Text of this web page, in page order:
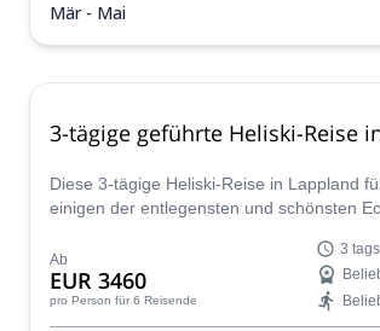
Mär - Mai
3-tägige geführte Heliski-Reise
Diese 3-tägige Heliski-Reise in Lappland
einigen der entlegensten und schönsten
Josef.
Ab
EUR 3460
pro Person für 6 Reisende
3 tags